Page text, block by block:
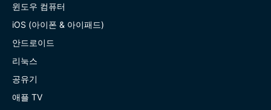
윈도우 컴퓨터
iOS (아이폰 & 아이패드)
안드로이드
리눅스
공유기
애플 TV